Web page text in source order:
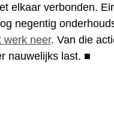
elkaar verbonden.
negentig
werk neer. Van die
nauwelijks last. ■